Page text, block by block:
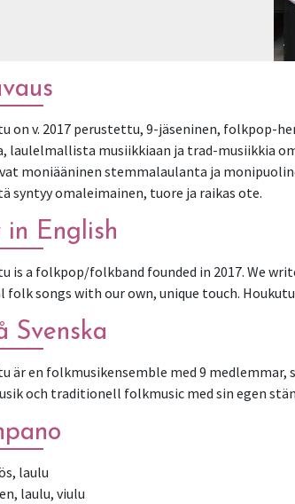
on v. 2017 perustettu, 9-jäseninen, folkpop-
laulelmallista musiikkiaan ja trad-musiikkia
moniääninen stemmalaulanta ja
syntyy omaleimainen, tuore ja raikas ote.
in English
is a folkpop/folkband founded in 2017. We
folk songs with our own, unique touch.
Svenska
är en folkmusikensemble med 9
och traditionell folkmusic med sin egen
laulu
laulu, viulu